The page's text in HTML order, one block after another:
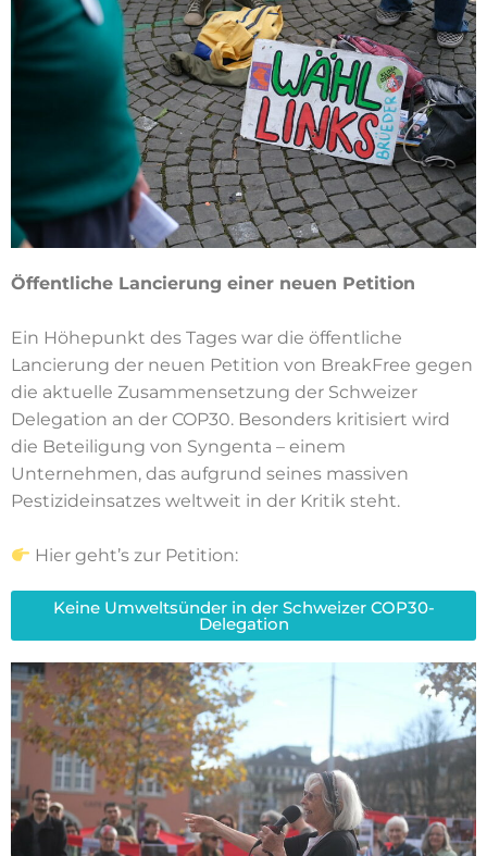
Öffentliche Lancierung einer neuen Petition
Ein Höhepunkt des Tages war die öffentliche
Lancierung der neuen Petition von BreakFree gegen
die aktuelle Zusammensetzung der Schweizer
Delegation an der COP30. Besonders kritisiert wird
die Beteiligung von Syngenta – einem
Unternehmen, das aufgrund seines massiven
Pestizideinsatzes weltweit in der Kritik steht.
Hier geht’s zur Petition:
Keine Umweltsünder in der Schweizer COP30-
Delegation